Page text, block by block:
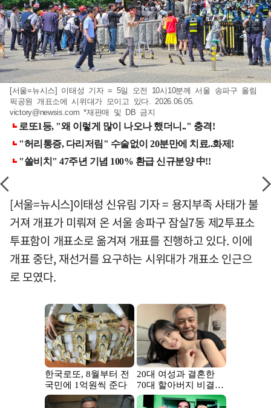
[서울=뉴시스] 이태성 기자 = 5일 오전 10시10분께 서울 송파구 올림
픽공원 개표소에 시위대가 모이고 있다. 2026.06.05.
victory@newsis.com *재판매 및 DB 금지
[서울=뉴시스]이태성 신유림 기자 = 용지부족 사태가 불
거져 개표가 미뤄져 온 서울 송파구 잠실7동 제2투표소
투표함이 개표소로 옮겨져 개표를 진행하고 있다. 이에
개표 중단, 재선거를 요구하는 시위대가 개표소 인근으
로 모였다.